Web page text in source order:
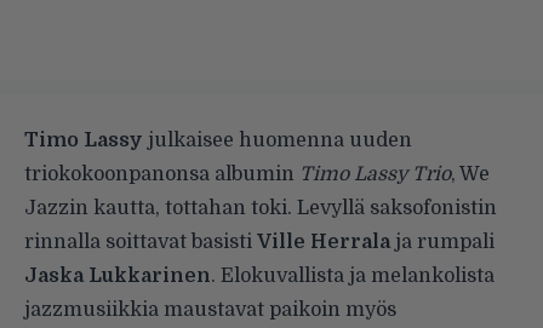
Timo Lassy julkaisee huomenna uuden
triokokoonpanonsa albumin Timo Lassy Trio, We
Jazzin kautta, tottahan toki. Levyllä saksofonistin
rinnalla soittavat basisti Ville Herrala ja rumpali
Jaska Lukkarinen. Elokuvallista ja melankolista
jazzmusiikkia maustavat paikoin myös